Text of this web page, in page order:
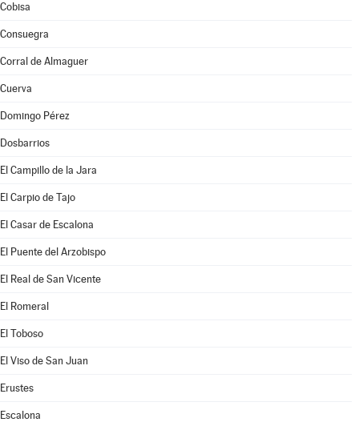
Cobisa
Consuegra
Corral de Almaguer
Cuerva
Domingo Pérez
Dosbarrios
El Campillo de la Jara
El Carpio de Tajo
El Casar de Escalona
El Puente del Arzobispo
El Real de San Vicente
El Romeral
El Toboso
El Viso de San Juan
Erustes
Escalona